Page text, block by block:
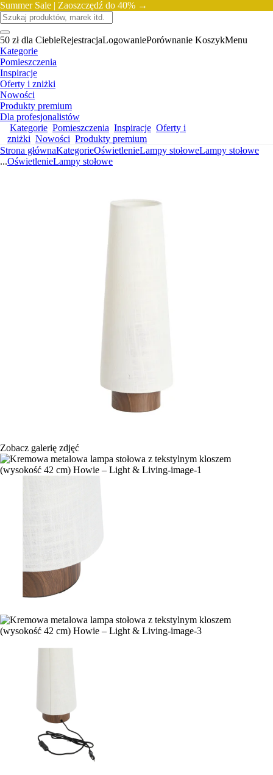
Summer Sale | Zaoszczędź do 40% →
50 zł dla CiebieRejestracjaLogowaniePorównanie KoszykMenu
Kategorie
Pomieszczenia
Inspiracje
Oferty i zniżki
Nowości
Produkty premium
Dla profesjonalistów
Kategorie Pomieszczenia Inspiracje Oferty i
zniżki Nowości Produkty premium
Strona głównaKategorieOświetlenieLampy stołoweLampy stołowe
...OświetlenieLampy stołowe
Zobacz galerię zdjęć